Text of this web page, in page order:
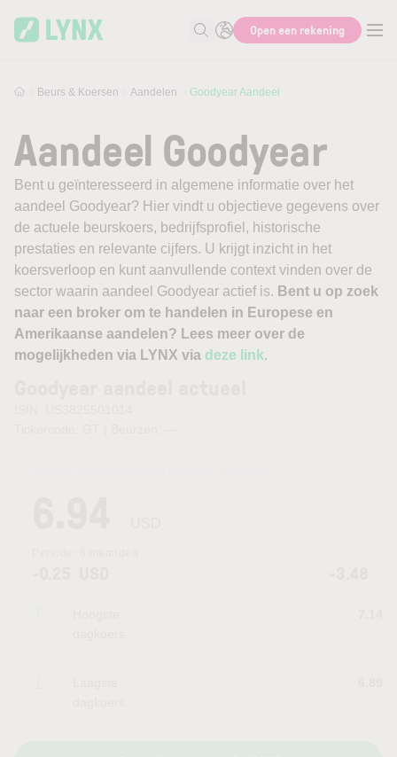
Zoek naar informatie
Open een rekening
Beurs & Koersen Aandelen Goodyear Aandeel
Aandeel Goodyear
Bent u geïnteresseerd in algemene informatie over het
aandeel Goodyear? Hier vindt u objectieve gegevens over
de actuele beurskoers, bedrijfsprofiel, historische
prestaties en relevante cijfers. U krijgt inzicht in het
koersverloop en kunt aanvullende context vinden over de
sector waarin aandeel Goodyear actief is. Bent u op zoek
naar een broker om te handelen in Europese en
Amerikaanse aandelen? Lees meer over de
mogelijkheden via LYNX via deze link.